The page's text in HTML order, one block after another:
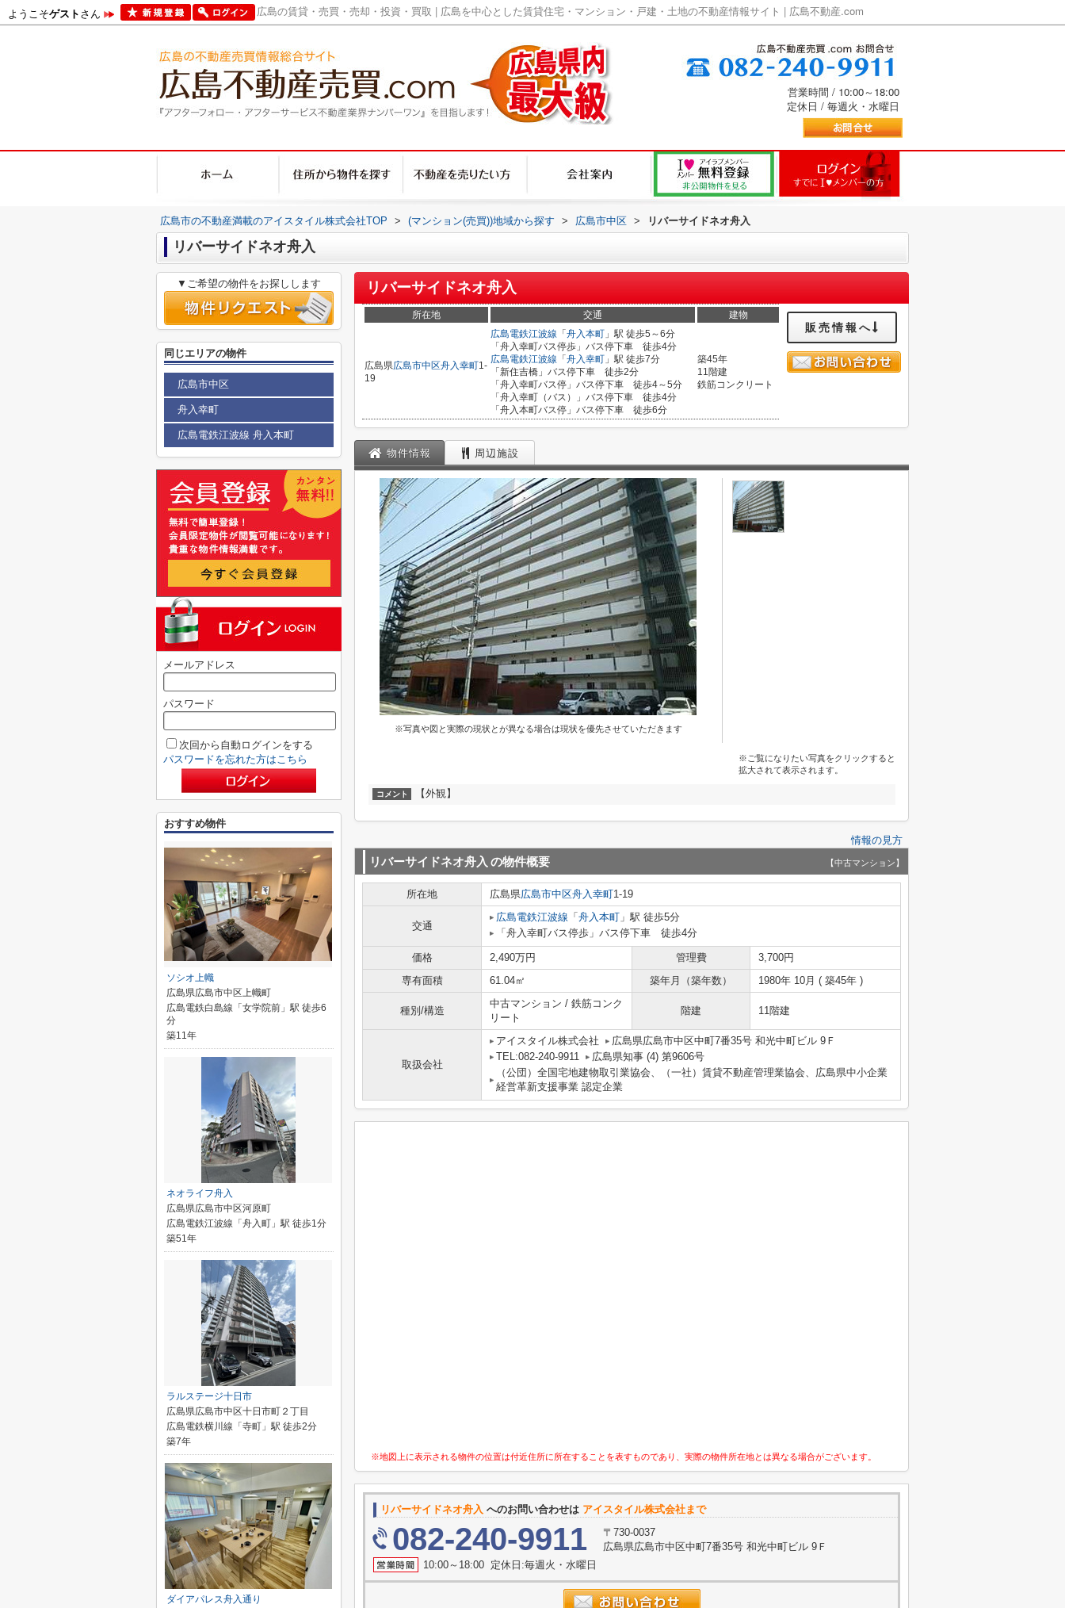
ようこそゲストさん 広島の賃貸・売買・売却・投資・買取 | 広島を中心とした賃貸住宅・マンション・戸建・土地の不動産情報サイト | 広島不動産.com
営業時間 / 10:00～18:00
定休日 / 毎週火・水曜日
広島市の不動産満載のアイスタイル株式会社TOP > (マンション(売買))地域から探す > 広島市中区 > リバーサイドネオ舟入
リバーサイドネオ舟入
リバーサイドネオ舟入
所在地 交通 建物
広島県広島市中区舟入幸町1-
19
広島電鉄江波線 「 舟入本町 」駅 徒歩5～6分
「舟入幸町バス停歩」バス停下車 徒歩4分
広島電鉄江波線 「 舟入幸町 」駅 徒歩7分
「新住吉橋」バス停下車 徒歩2分
「舟入幸町バス停」バス停下車 徒歩4～5分
「舟入幸町（バス）」バス停下車 徒歩4分
「舟入本町バス停」バス停下車 徒歩6分
築45年
11階建
鉄筋コンクリート
販売情報へ
物件情報 周辺施設
※写真や図と実際の現状とが異なる場合は現状を優先させていただきます
※ご覧になりたい写真をクリックすると
拡大されて表示されます。
コメント 【外観】
情報の見方
リバーサイドネオ舟入 の物件概要 【中古マンション】
所在地 広島県広島市中区舟入幸町1-19
交通
広島電鉄江波線 「 舟入本町 」駅 徒歩5分
「舟入幸町バス停歩」バス停下車 徒歩4分
価格 2,490万円 管理費
3,700円
専有面積
61.04㎡ 築年月（築年数） 1980年 10月 ( 築45年 )
種別/構造
中古マンション / 鉄筋コンク
リート
階建 11階建
取扱会社
アイスタイル株式会社
広島県広島市中区中町7番35号 和光中町ビル 9Ｆ
TEL:082-240-9911
広島県知事 (4) 第9606号
（公団）全国宅地建物取引業協会、（一社）賃貸不動産管理業協会、広島県中小企業
経営革新支援事業 認定企業
※地図上に表示される物件の位置は付近住所に所在することを表すものであり、実際の物件所在地とは異なる場合がございます。
リバーサイドネオ舟入 へのお問い合わせは アイスタイル株式会社まで
082-240-9911
〒730-0037
広島県広島市中区中町7番35号 和光中町ビル 9Ｆ
10:00～18:00 定休日:毎週火・水曜日
▼ご希望の物件をお探しします
同じエリアの物件
広島市中区
舟入幸町
広島電鉄江波線 舟入本町
メールアドレス
パスワード
次回から自動ログインをする
パスワードを忘れた方はこちら
おすすめ物件
ソシオ上幟
広島県広島市中区上幟町
広島電鉄白島線「女学院前」駅 徒歩6
分
築11年
ネオライフ舟入
広島県広島市中区河原町
広島電鉄江波線「舟入町」駅 徒歩1分
築51年
ラルステージ十日市
広島県広島市中区十日市町２丁目
広島電鉄横川線「寺町」駅 徒歩2分
築7年
ダイアパレス舟入通り